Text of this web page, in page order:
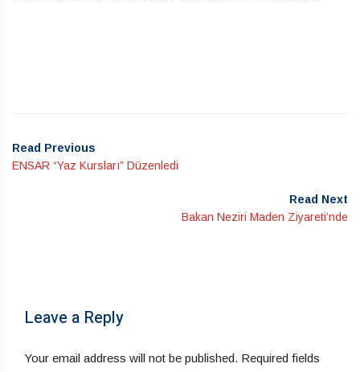
Read Previous
ENSAR “Yaz Kursları” Düzenledi
Read Next
Bakan Neziri Maden Ziyareti’nde
Leave a Reply
Your email address will not be published. Required fields